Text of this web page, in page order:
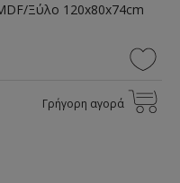
Ξύλο 120x80x74cm
Γρήγορη αγορά